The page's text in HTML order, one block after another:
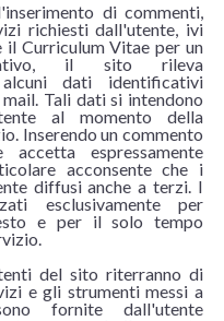
di commenti,
richiesti dall'utente, ivi
Curriculum Vitae per un
il sito rileva
dati identificativi
Tali dati si intendono
al momento della
Inserendo un commento
espressamente
acconsente che i
diffusi anche a terzi. I
esclusivamente per
e per il solo tempo
del sito riterranno di
e gli strumenti messi a
fornite dall'utente